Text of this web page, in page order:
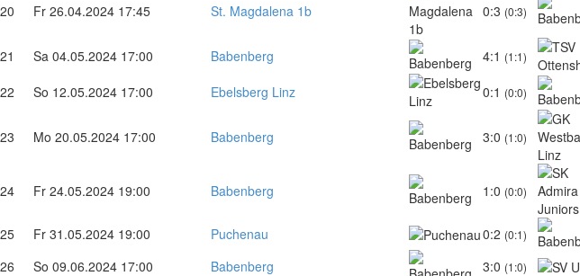
20 Fr 26.04.2024 17:45 St. Magdalena 1b 0:3 (0:3)
21 Sa 04.05.2024 17:00 Babenberg 4:1 (1:1)
22
So 12.05.2024 17:00 Ebelsberg Linz 0:1 (0:0)
23 Mo 20.05.2024 17:00 Babenberg 3:0 (1:0)
24 Fr 24.05.2024 19:00 Babenberg 1:0 (0:0)
25 Fr 31.05.2024 19:00 Puchenau 0:2 (0:1)
26
So 09.06.2024 17:00 Babenberg 3:0 (1:0)